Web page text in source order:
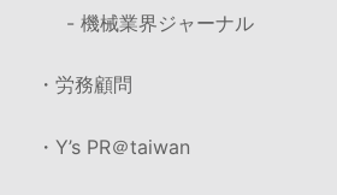
- 機械業界ジャーナル
・労務顧問
・Y’s PR＠taiwan